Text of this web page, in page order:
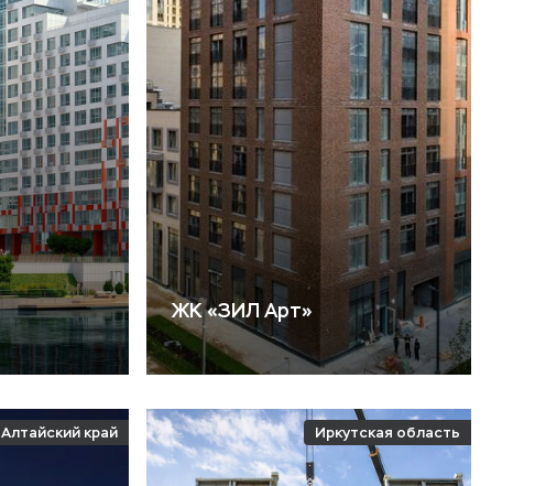
ЖК «ЗИЛ Арт»
Алтайский край Иркутская область